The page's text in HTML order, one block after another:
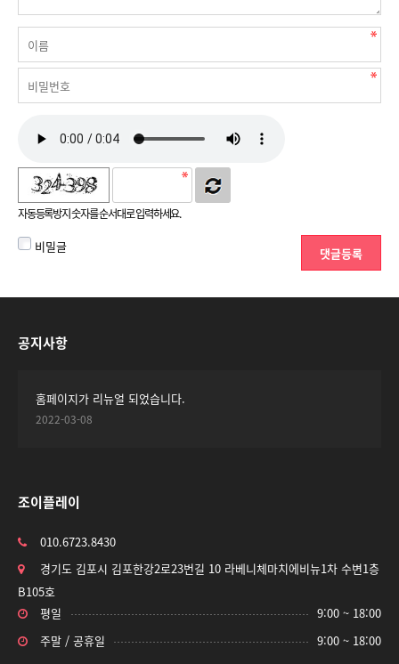
자동등록방지 숫자를 순서대로 입력하세요.
비밀글
공지사항
홈페이지가 리뉴얼 되었습니다.
2022-03-08
조이플레이
010.6723.8430
경기도 김포시 김포한강2로23번길 10 라베니체마치에비뉴1차 수변1층
B105호
평일
9:00 ~ 18:00
주말 / 공휴일
9:00 ~ 18:00